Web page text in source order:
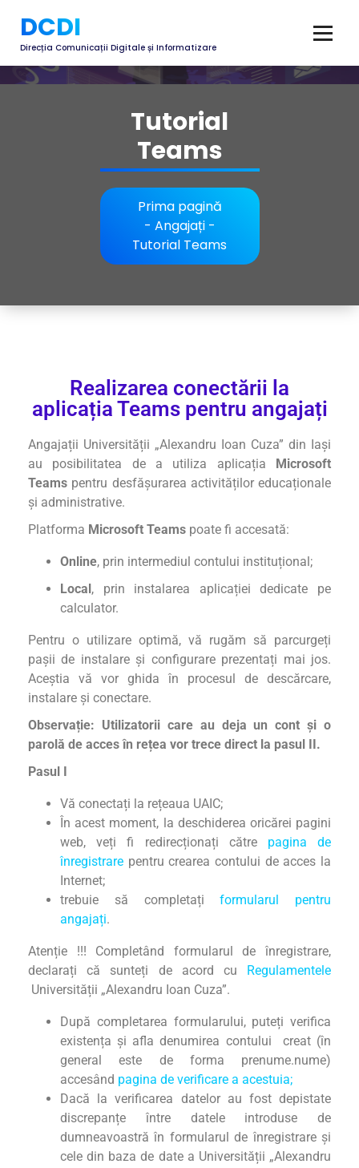
DCDI
Direcția Comunicații Digitale și Informatizare
Tutorial
Teams
Prima pagină
- Angajați-
Tutorial Teams
Realizarea conectării la
aplicația Teams pentru angajați
Angajații Universității „Alexandru Ioan Cuza” din Iași
au posibilitatea de a utiliza aplicația Microsoft
Teams pentru desfășurarea activităților educaționale
și administrative.
Platforma Microsoft Teams poate fi accesată:
Online, prin intermediul contului instituțional;
Local, prin instalarea aplicației dedicate pe
calculator.
Pentru o utilizare optimă, vă rugăm să parcurgeți
pașii de instalare și configurare prezentați mai jos.
Aceștia vă vor ghida în procesul de descărcare,
instalare și conectare.
Observație: Utilizatorii care au deja un cont și o
parolă de acces în rețea vor trece direct la pasul II.
Pasul I
Vă conectați la rețeaua UAIC;
În acest moment, la deschiderea oricărei pagini
web, veți fi redirecționați către pagina de
înregistrare pentru crearea contului de acces la
Internet;
trebuie să completațiformularul pentru
angajați.
Atenție !!! Completând formularul de înregistrare,
declarați că sunteți de acord cu Regulamentele
Universității „Alexandru Ioan Cuza”.
După completarea formularului, puteți verifica
existența și afla denumirea contului creat (în
general este de forma prenume.nume)
accesând pagina de verificare a acestuia;
Dacă la verificarea datelor au fost depistate
discrepanțe între datele introduse de
dumneavoastră în formularul de înregistrare și
cele din baza de date a Universității „Alexandru